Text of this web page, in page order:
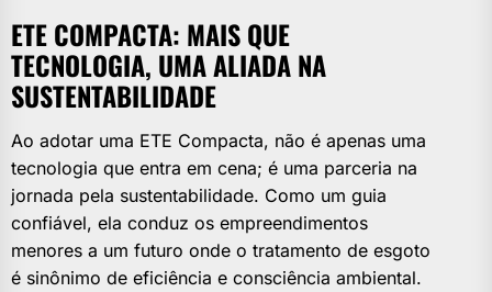
ETE COMPACTA: MAIS QUE
TECNOLOGIA, UMA ALIADA NA
SUSTENTABILIDADE
Ao adotar uma ETE Compacta, não é apenas uma
tecnologia que entra em cena; é uma parceria na
jornada pela sustentabilidade. Como um guia
confiável, ela conduz os empreendimentos
menores a um futuro onde o tratamento de esgoto
é sinônimo de eficiência e consciência ambiental.